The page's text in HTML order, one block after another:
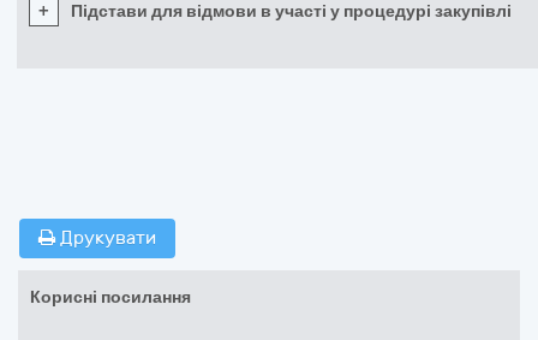
+ Підстави для відмови в участі у процедурі закупівлі
Друкувати
Корисні посилання